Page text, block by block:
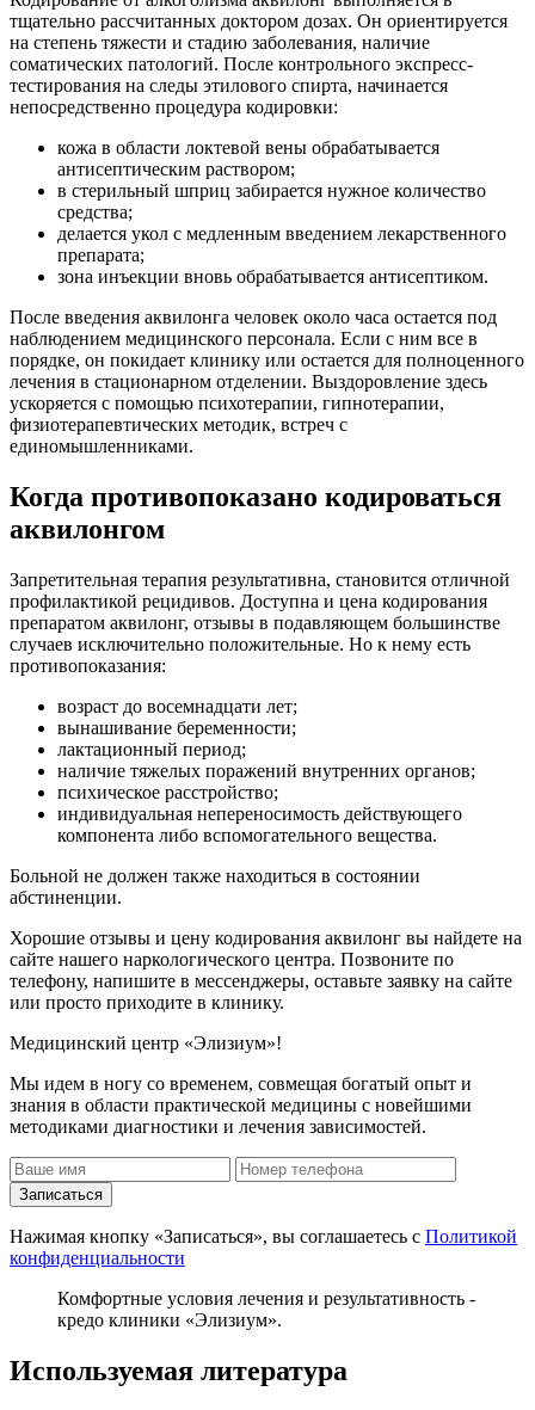
тщательно рассчитанных доктором дозах. Он ориентируется
на степень тяжести и стадию заболевания, наличие
соматических патологий. После контрольного экспресс-
тестирования на следы этилового спирта, начинается
непосредственно процедура кодировки:
кожа в области локтевой вены обрабатывается
антисептическим раствором;
в стерильный шприц забирается нужное количество
средства;
делается укол с медленным введением лекарственного
препарата;
зона инъекции вновь обрабатывается антисептиком.
После введения аквилонга человек около часа остается под
наблюдением медицинского персонала. Если с ним все в
порядке, он покидает клинику или остается для полноценного
лечения в стационарном отделении. Выздоровление здесь
ускоряется с помощью психотерапии, гипнотерапии,
физиотерапевтических методик, встреч с
единомышленниками.
Когда противопоказано кодироваться
аквилонгом
Запретительная терапия результативна, становится отличной
профилактикой рецидивов. Доступна и цена кодирования
препаратом аквилонг, отзывы в подавляющем большинстве
случаев исключительно положительные. Но к нему есть
противопоказания:
возраст до восемнадцати лет;
вынашивание беременности;
лактационный период;
наличие тяжелых поражений внутренних органов;
психическое расстройство;
индивидуальная непереносимость действующего
компонента либо вспомогательного вещества.
Больной не должен также находиться в состоянии
абстиненции.
Хорошие отзывы и цену кодирования аквилонг вы найдете на
сайте нашего наркологического центра. Позвоните по
телефону, напишите в мессенджеры, оставьте заявку на сайте
или просто приходите в клинику.
Медицинский центр «Элизиум»!
Мы идем в ногу со временем, совмещая богатый опыт и
знания в области практической медицины с новейшими
методиками диагностики и лечения зависимостей.
Записаться
Нажимая кнопку «Записаться», вы соглашаетесь с Политикой
конфиденциальности
Комфортные условия лечения и результативность -
кредо клиники «Элизиум».
Используемая литература